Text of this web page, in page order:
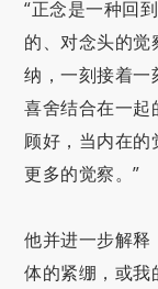
“正念是一种回
的、对念头的
纳，一刻接着一
喜舍结合在一起
顾好，当内在的
更多的觉察。”
他并进一步解释
体的紧绷，或我